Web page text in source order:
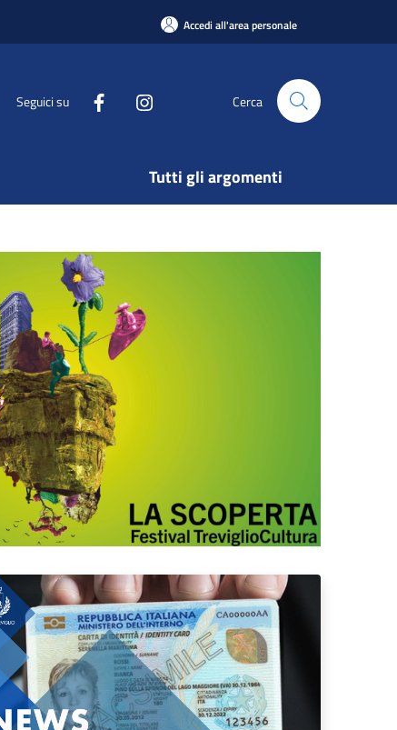
Accedi all'area personale
Seguici su Cerca
Tutti gli argomenti